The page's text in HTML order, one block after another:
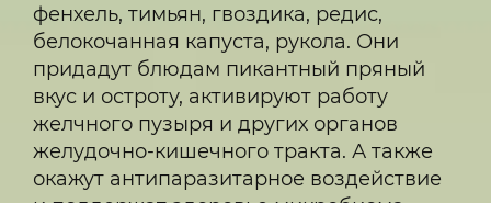
фенхель, тимьян, гвоздика, редис,
белокочанная капуста, рукола. Они
придадут блюдам пикантный пряный
вкус и остроту, активируют работу
желчного пузыря и других органов
желудочно-кишечного тракта. А также
окажут антипаразитарное воздействие